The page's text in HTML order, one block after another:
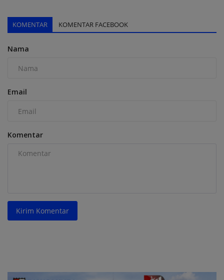
KOMENTAR KOMENTAR FACEBOOK
Nama
Email
Komentar
Kirim Komentar